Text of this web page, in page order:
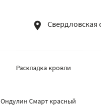
Свердловская
Раскладка кровли
Ондулин Смарт красный